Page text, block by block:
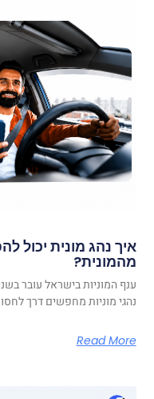
איך נהג מונית יכול
מהמונית?
ענף המוניות בישראל עובר
נהגי מוניות מחפשים דרך
Read More